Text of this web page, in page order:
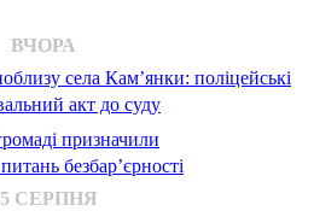
ВЧОРА
села Кам’янки: поліцейські
акт до суду
призначили
безбар’єрності
СЕРПНЯ